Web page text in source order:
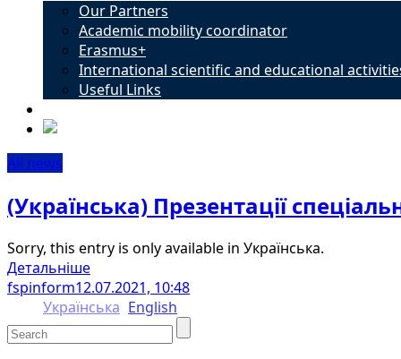
Our Partners
Academic mobility coordinator
Erasmus+
International scientific and educational
Useful Links
All news
(Українська) Презентації
Sorry, this entry is only available in Українська.
Детальніше
fspinform12.07.2021, 10:48
Українська English